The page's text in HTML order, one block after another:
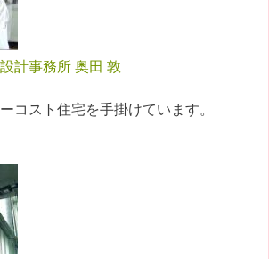
計事務所 奥田 敦
コスト住宅を手掛けています。